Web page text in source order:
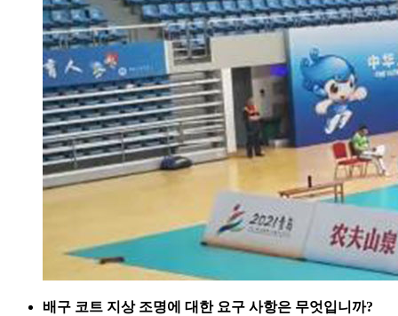
배구 코트 지상 조명에 대한 요구 사항은 무엇입니까?